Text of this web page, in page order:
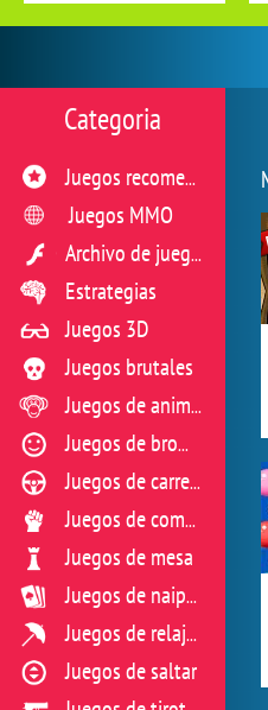
Categoria
Juegos recomendados
Juegos MMO
Archivo de juegos flash
Estrategias
Juegos 3D
Juegos brutales
Juegos de animales
Juegos de broma
Juegos de carreras
Juegos de combate
Juegos de mesa
Juegos de naipes
Juegos de relajación
Juegos de saltar